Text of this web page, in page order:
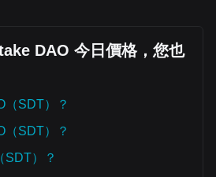
DAO 今日價格，您也
（SDT）？
（SDT）？
SDT）？